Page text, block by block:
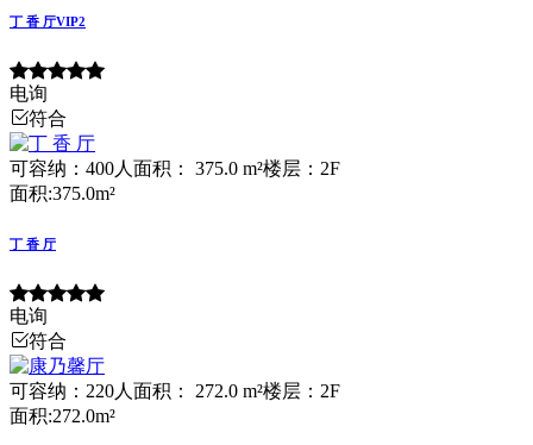
丁 香 厅VIP2
电询
符合
可容纳：400人面积： 375.0 m²楼层：2F
面积:375.0m²
丁 香 厅
电询
符合
可容纳：220人 面积： 272.0 m²楼层：2F
面积:272.0m²